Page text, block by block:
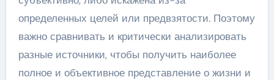
определенных целей или предвзятости. Поэтому
важно сравнивать и критически анализировать
разные источники, чтобы получить наиболее
полное и объективное представление о жизни и